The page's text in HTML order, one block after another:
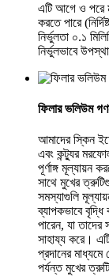
এটি আগে ও পরে
করতে পারে
নির্ভুলতা ০.১
নির্ভুলভাবে
ফিলার ভলিউম
আমাদের স্কিন
এবং কন্ট্যুর
পূর্ণাঙ্গ মূল্যায়ন
সাথে মুখের
সমস্যাগুলি
ব্যাপকভাবে
পারেন, যা তাদের
সাহায্য করে।
প্রদানের
পর্যন্ত মুখের